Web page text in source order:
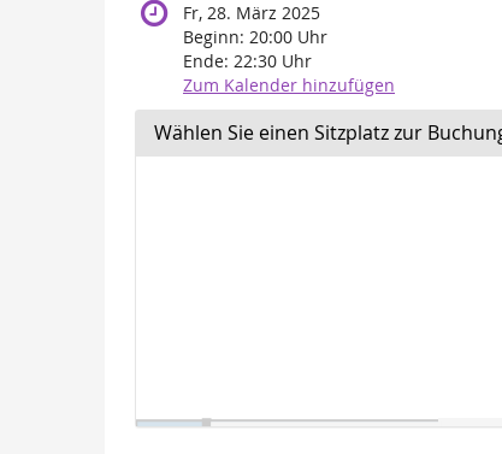
Fr, 28. März 2025
Beginn: 20:00 Uhr
Ende: 22:30 Uhr
Zum Kalender hinzufügen
Wählen Sie einen Sitzplatz zur